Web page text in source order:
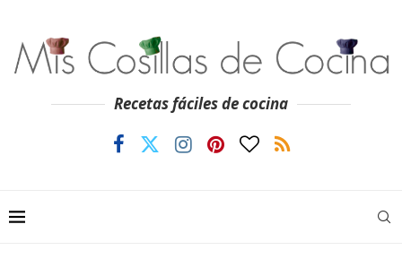
Recetas fáciles de cocina